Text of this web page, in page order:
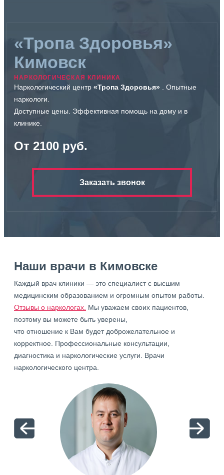
«Тропа Здоровья»
Кимовск
НАРКОЛОГИЧЕСКАЯ КЛИНИКА
Наркологический центр «Тропа Здоровья» . Опытные
наркологи.
Доступные цены. Эффективная помощь на дому и в
клинике.
От 2100 руб.
Заказать звонок
Наши врачи в Кимовске
Каждый врач клиники — это специалист с высшим
медицинским образованием и огромным опытом работы.
Отзывы о наркологах. Мы уважаем своих пациентов,
поэтому вы можете быть уверены,
что отношение к Вам будет доброжелательное и
корректное. Профессиональные консультации,
диагностика и наркологические услуги. Врачи
наркологического центра.